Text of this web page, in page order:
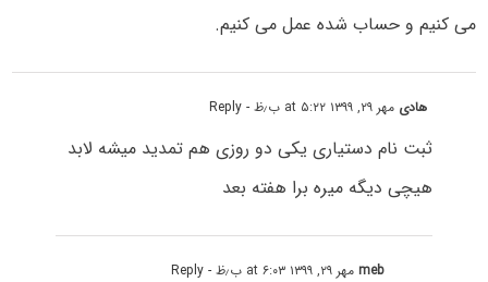
می کنیم و حساب شدہ عمل می کنیم.
هادی مهر ۲۹, ۱۳۹۹ at ۵:۲۲ ب٫ظ - Reply
ثبت نام دستیاری یکی دو روزی هم تمدید میشه لابد
هیچی دیگه میره برا هفته بعد
mebمهر ۲۹, ۱۳۹۹ at ۶:۰۳ ب٫ظ - Reply